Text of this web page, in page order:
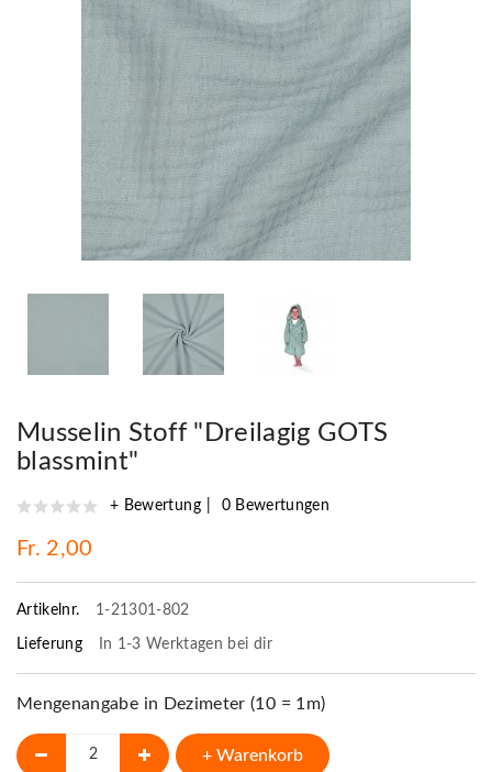
Musselin Stoff "Dreilagig GOTS
blassmint"
+ Bewertung 0 Bewertungen
Fr. 2,00
Artikelnr. 1-21301-802
Lieferung In 1-3 Werktagen bei dir
Mengenangabe in Dezimeter (10 = 1m)
+ Warenkorb